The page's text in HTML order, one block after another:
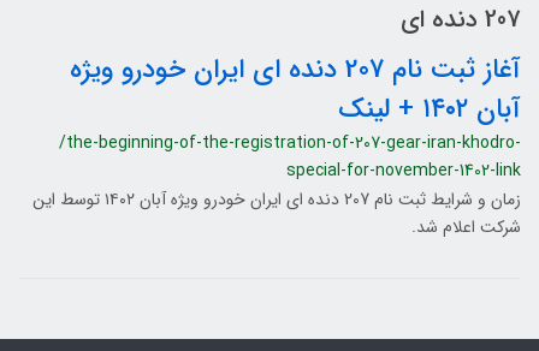
207 دنده ای
آغاز ثبت نام 207 دنده ای ایران خودرو ویژه
آبان ۱۴۰۲ + لینک
/the-beginning-of-the-registration-of-207-gear-iran-khodro-
special-for-november-1402-link
زمان و شرایط ثبت نام 207 دنده ای ایران خودرو ویژه آبان ۱۴۰۲ توسط این
شرکت اعلام شد.